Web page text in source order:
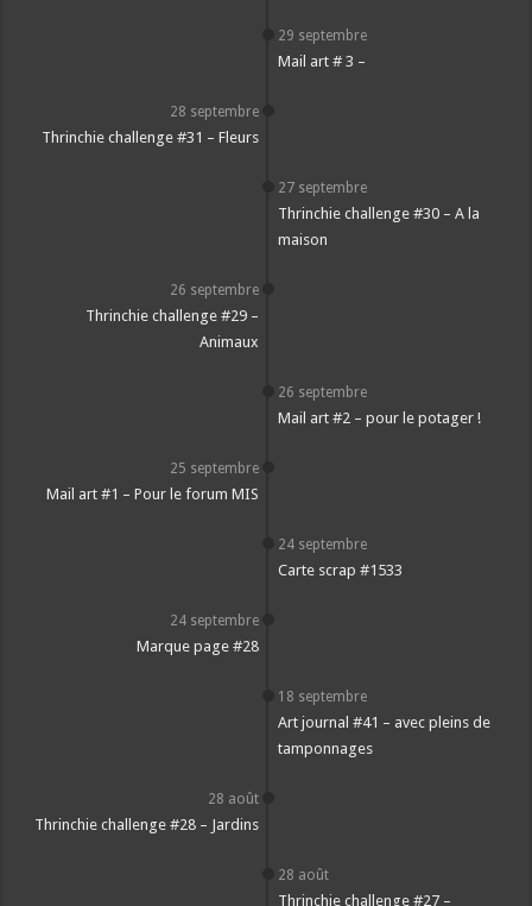
29 septembre
Mail art # 3 –
28 septembre
Thrinchie challenge #31 – Fleurs
27 septembre
Thrinchie challenge #30 – A la
maison
26 septembre
Thrinchie challenge #29 –
Animaux
26 septembre
Mail art #2 – pour le potager !
25 septembre
Mail art #1 – Pour le forum MIS
24 septembre
Carte scrap #1533
24 septembre
Marque page #28
18 septembre
Art journal #41 – avec pleins de
tamponnages
28 août
Thrinchie challenge #28 – Jardins
28 août
Thrinchie challenge #27 –